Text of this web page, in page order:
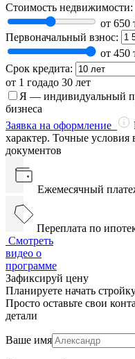
Стоимость недвижимости:
от 650
Первоначальный взнос:
от 450
Срок кредита:
от 1 годадо 30 лет
Я — индивидуальный
бизнеса
Заявка на оформление
характер. Точные условия
документов
Ежемесячный
Переплата по
Смотреть
видео о
программе
Зафиксируй цену
Планируете начать
Просто оставьте свои
детали
Ваше имя